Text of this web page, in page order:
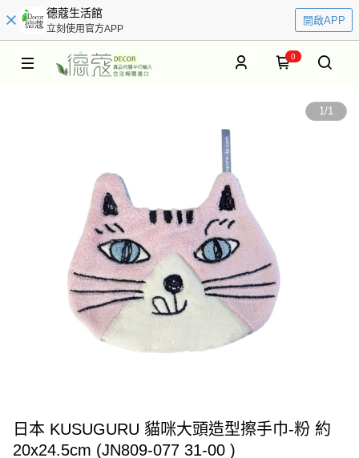
德蔻生活館
立刻使用官方APP
開啟APP
0
1/1
日本 KUSUGURU 貓咪大頭造型擦手巾-粉 約
20x24.5cm (JN809-077 31-00 )